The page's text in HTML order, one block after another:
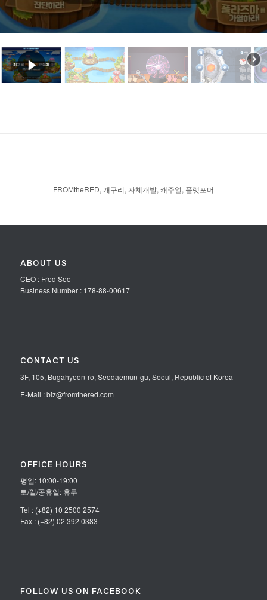
FROMtheRED, 개구리, 자체개발, 캐주얼, 플랫포머
ABOUT US
CEO : Fred Seo
Business Number : 178-88-00617
CONTACT US
3F, 105, Bugahyeon-ro, Seodaemun-gu, Seoul, Republic of Korea
E-Mail : biz@fromthered.com
OFFICE HOURS
평일: 10:00-19:00
토/일/공휴일: 휴무
Tel : (+82) 10 2500 2574
Fax : (+82) 02 392 0383
FOLLOW US ON FACEBOOK